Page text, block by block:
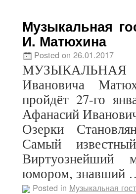
Музыкальная
И. Матюхина
Posted on 26.01.2017
МУЗЫКАЛЬНАЯ
Ивановича
пройдёт 27-го
Афанасий
Озерки
Самый
Виртуознейший
юмором, знавший
Posted in Музыкальная